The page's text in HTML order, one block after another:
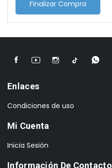
Finalizar Compra
Enlaces
Condiciones de uso
Mi Cuenta
Inicia Sesión
Información De Contacto